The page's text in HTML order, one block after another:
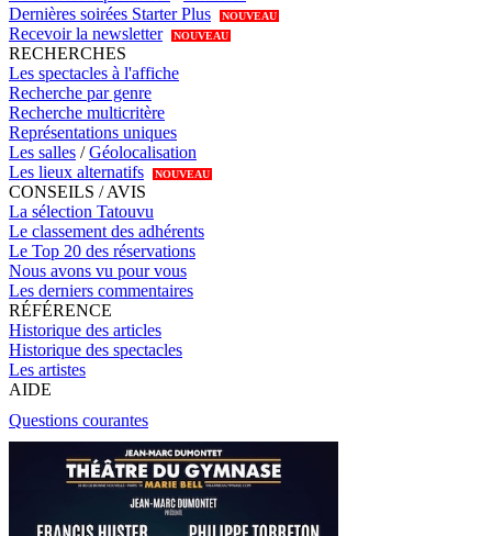
Dernières soirées Starter Plus
NOUVEAU
Recevoir la newsletter NOUVEAU
RECHERCHES
Les spectacles à l'affiche
Recherche par genre
Recherche multicritère
Représentations uniques
Les salles /Géolocalisation
Les lieux alternatifs
NOUVEAU
CONSEILS / AVIS
La sélection Tatouvu
Le classement des adhérents
Le Top 20 des réservations
Nous avons vu pour vous
Les derniers commentaires
RÉFÉRENCE
Historique des articles
Historique des spectacles
Les artistes
AIDE
Questions courantes